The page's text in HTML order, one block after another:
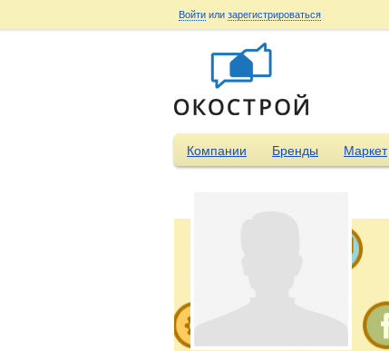
Войти или зарегистрироваться
Компании Бренды Маркет